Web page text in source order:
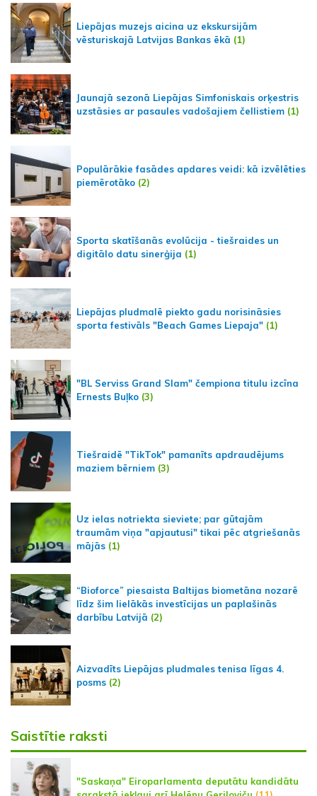
Liepājas muzejs aicina uz ekskursijām
vēsturiskajā Latvijas Bankas ēkā (1)
Jaunajā sezonā Liepājas Simfoniskais orķestris
uzstāsies ar pasaules vadošajiem čellistiem (1)
Populārākie fasādes apdares veidi: kā izvēlēties
piemērotāko (2)
Sporta skatīšanās evolūcija - tiešraides un
digitālo datu sinerģija (1)
Liepājas pludmalē piekto gadu norisināsies
sporta festivāls "Beach Games Liepaja" (1)
"BL Serviss Grand Slam" čempiona titulu izcīna
Ernests Buļko (3)
Tiešraidē "TikTok" pamanīts apdraudējums
maziem bērniem (3)
Uz ielas notriekta sieviete; par gūtajām
traumām viņa "apjautusi" tikai pēc atgriešanās
mājās (1)
“Bioforce” piesaista Baltijas biometāna nozarē
līdz šim lielākās investīcijas un paplašinās
darbību Latvijā (2)
Aizvadīts Liepājas pludmales tenisa līgas 4.
posms (2)
Saistītie raksti
"Saskaņa" Eiroparlamenta deputātu kandidātu